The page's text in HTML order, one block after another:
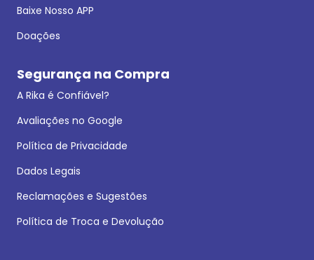
Baixe Nosso APP
Doações
Segurança na Compra
A Rika é Confiável?
Avaliações no Google
Política de Privacidade
Dados Legais
Reclamações e Sugestões
Política de Troca e Devolução